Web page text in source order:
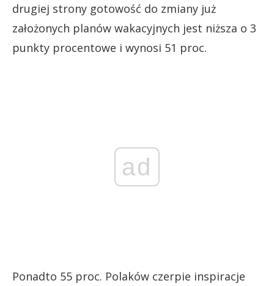
drugiej strony gotowość do zmiany już
założonych planów wakacyjnych jest niższa o 3
punkty procentowe i wynosi 51 proc.
ad
Ponadto 55 proc. Polaków czerpie inspiracje